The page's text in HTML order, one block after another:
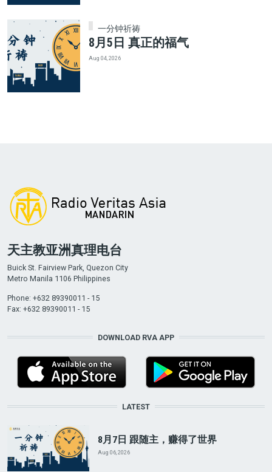
一分钟祈祷
8月5日 真正的福气
Aug 04, 2026
天主教亚洲真理电台
Buick St. Fairview Park, Quezon City
Metro Manila 1106 Philippines
Phone: +632 89390011 - 15
Fax: +632 89390011 - 15
DOWNLOAD RVA APP
LATEST
8月7日 跟随主，赚得了世界
Aug 06, 2026